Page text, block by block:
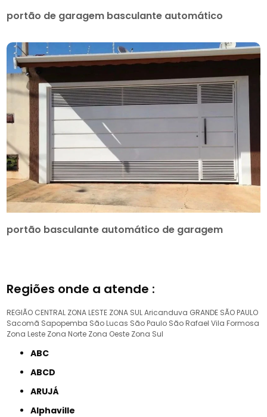
portão de garagem basculante automático
portão basculante automático de garagem
Regiões onde a atende :
REGIÃO CENTRAL ZONA LESTE ZONA SULAricanduva GRANDE SÃO PAULO
Sacomã Sapopemba São Lucas São Paulo São Rafael Vila Formosa
Zona Leste Zona Norte Zona Oeste Zona Sul
ABC
ABCD
ARUJÁ
Alphaville